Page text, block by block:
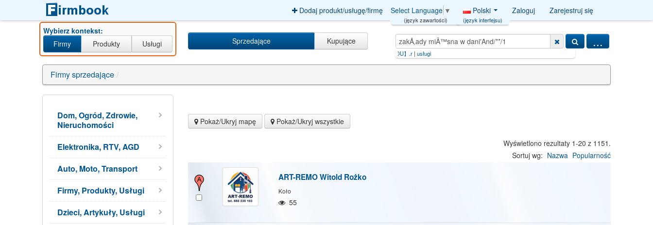
Dodaj produkt/usługę/firmę Select Language ▼
(język zawartości)
Polski
(język interfejsu)
Zaloguj Zarejestruj się
Wybierz kontekst:
Firmy
Produkty Usługi Sprzedające Kupujące ...
Firmy sprzedające /
Dom, Ogród, Zdrowie,
Nieruchomości
Elektronika, RTV, AGD
Auto, Moto, Transport
Firmy, Produkty, Usługi
Dzieci, Artykuły, Usługi
Pokaż/Ukryj mapę Pokaż/Ukryj wszystkie
Wyświetlono rezultaty 1-20 z 1151.
Sortuj wg: Nazwa Popularność
ART-REMO Witold Rożko
Koło
55